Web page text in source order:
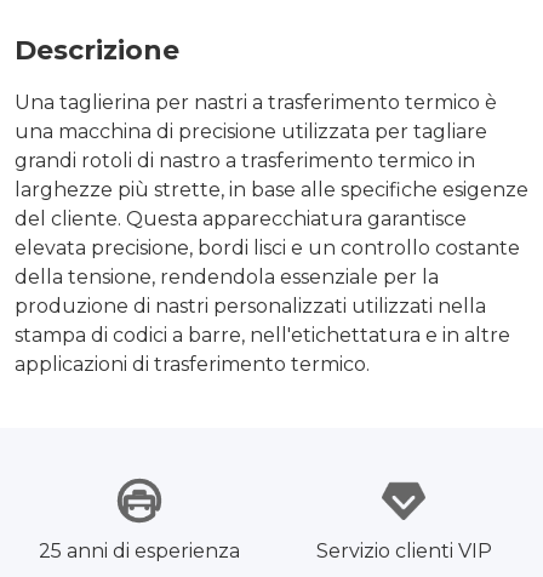
Descrizione
Una taglierina per nastri a trasferimento termico è
una macchina di precisione utilizzata per tagliare
grandi rotoli di nastro a trasferimento termico in
larghezze più strette, in base alle specifiche esigenze
del cliente. Questa apparecchiatura garantisce
elevata precisione, bordi lisci e un controllo costante
della tensione, rendendola essenziale per la
produzione di nastri personalizzati utilizzati nella
stampa di codici a barre, nell'etichettatura e in altre
applicazioni di trasferimento termico.
25 anni di esperienza Servizio clienti VIP